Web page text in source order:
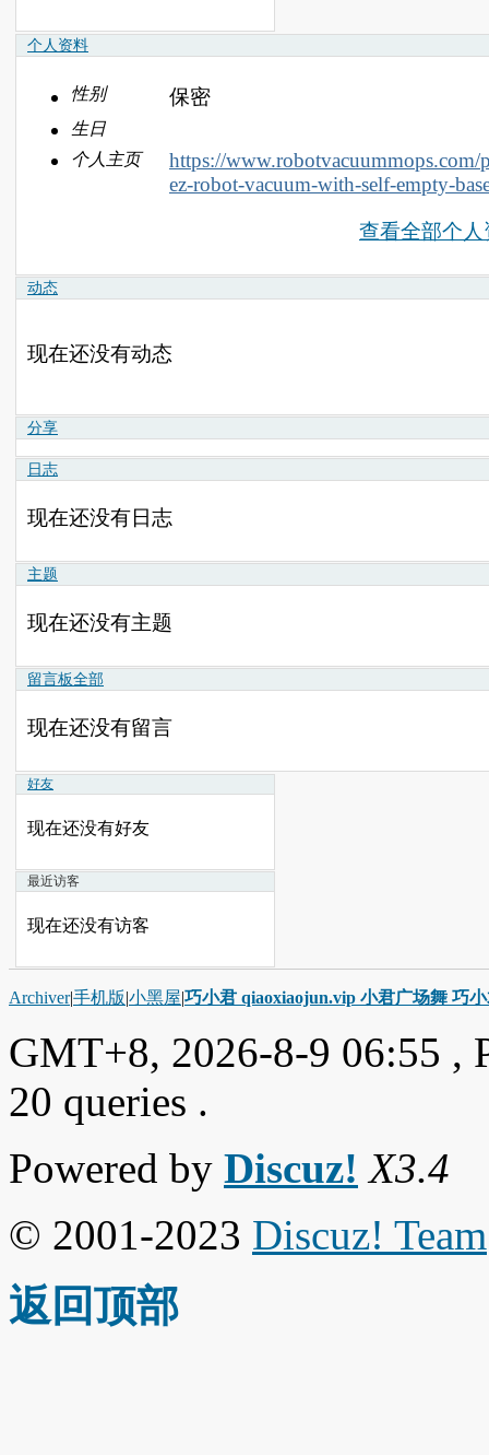
个人资料
性别 保密
生日
个人主页
https://www.robotvacuummops.com/
ez-robot-vacuum-with-self-empty-
查看全部个人
动态
现在还没有动态
分享
日志
现在还没有日志
主题
现在还没有主题
留言板全部
现在还没有留言
好友
现在还没有好友
最近访客
现在还没有访客
Archiver|手机版|小黑屋|巧小君 qiaoxiaojun.vip 小君广场舞 巧
GMT+8, 2026-8-9 06:55 ,
20 queries .
Powered by Discuz! X3.4
© 2001-2023 Discuz! Team
返回顶部